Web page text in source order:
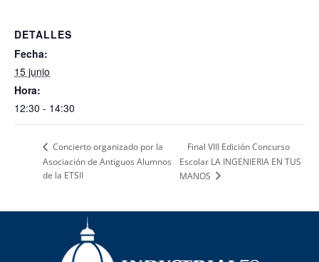
DETALLES
Fecha:
15 junio
Hora:
12:30 - 14:30
Concierto organizado por la
Asociación de Antiguos Alumnos
de la ETSII
Final VIII Edición Concurso
Escolar LA INGENIERIA EN TUS
MANOS